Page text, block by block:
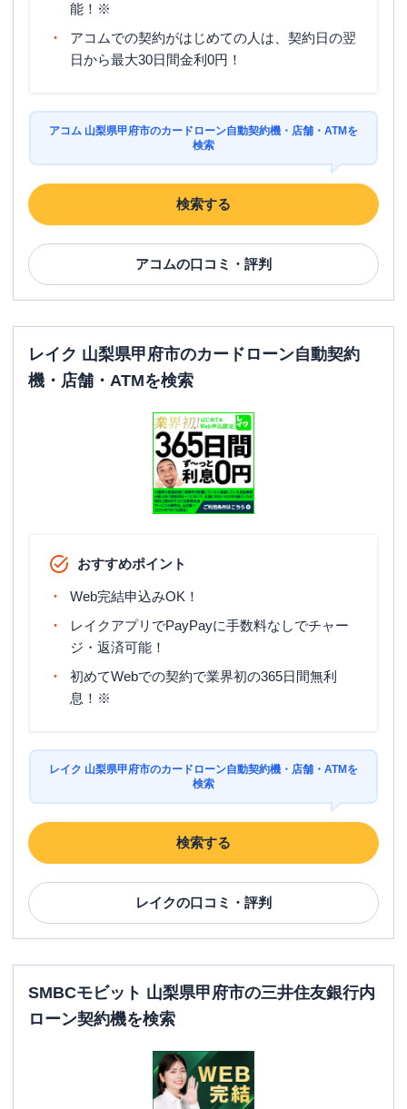
能！※
アコムでの契約がはじめての人は、契約日の翌
日から最大30日間金利0円！
アコム 山梨県甲府市のカードローン自動契約機・店舗・ATMを
検索
検索する
アコムの口コミ・評判
レイク 山梨県甲府市のカードローン自動契約
機・店舗・ATMを検索
おすすめポイント
Web完結申込みOK！
レイクアプリでPayPayに手数料なしでチャー
ジ・返済可能！
初めてWebでの契約で業界初の365日間無利
息！※
レイク 山梨県甲府市のカードローン自動契約機・店舗・ATMを
検索
検索する
レイクの口コミ・評判
SMBCモビット 山梨県甲府市の三井住友銀行内
ローン契約機を検索